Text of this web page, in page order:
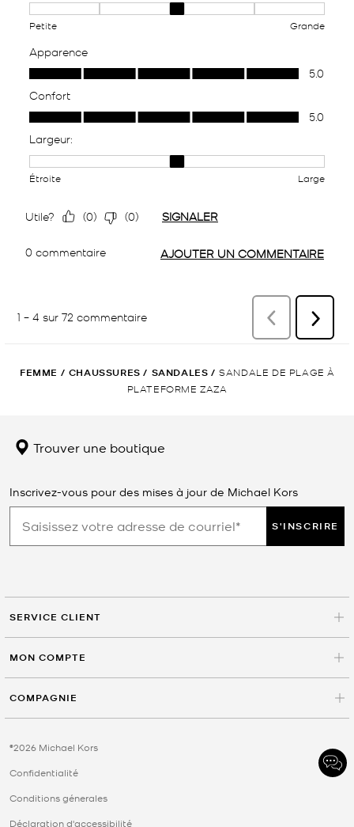
FEMME / CHAUSSURES / SANDALES / SANDALE DE PLAGE À
PLATEFORME ZAZA
Trouver une boutique
Inscrivez-vous pour des mises à jour de Michael Kors
S'INSCRIRE
SERVICE CLIENT
MON COMPTE
COMPAGNIE
©2026 Michael Kors
Confidentialité
Conditions génerales
Déclaration d'accessibilité